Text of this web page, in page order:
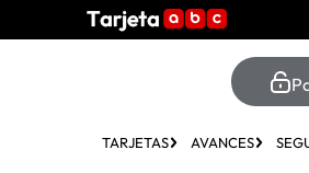
TARJETAS AVANCES